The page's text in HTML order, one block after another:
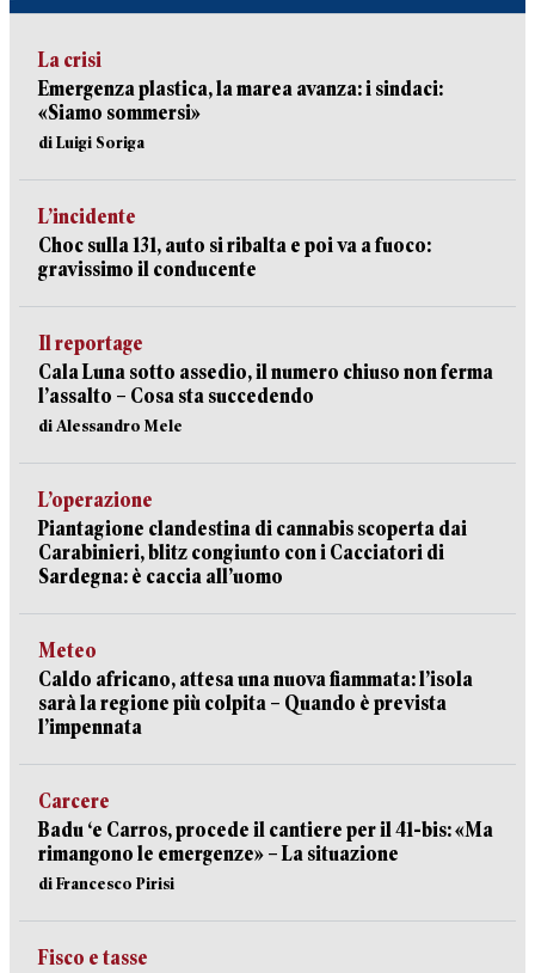
La crisi
Emergenza plastica, la marea avanza: i sindaci:
«Siamo sommersi»
di Luigi Soriga
L’incidente
Choc sulla 131, auto si ribalta e poi va a fuoco:
gravissimo il conducente
Il reportage
Cala Luna sotto assedio, il numero chiuso non ferma
l’assalto – Cosa sta succedendo
di Alessandro Mele
L’operazione
Piantagione clandestina di cannabis scoperta dai
Carabinieri, blitz congiunto con i Cacciatori di
Sardegna: è caccia all’uomo
Meteo
Caldo africano, attesa una nuova fiammata: l’isola
sarà la regione più colpita – Quando è prevista
l’impennata
Carcere
Badu ‘e Carros, procede il cantiere per il 41-bis: «Ma
rimangono le emergenze» – La situazione
di Francesco Pirisi
Fisco e tasse